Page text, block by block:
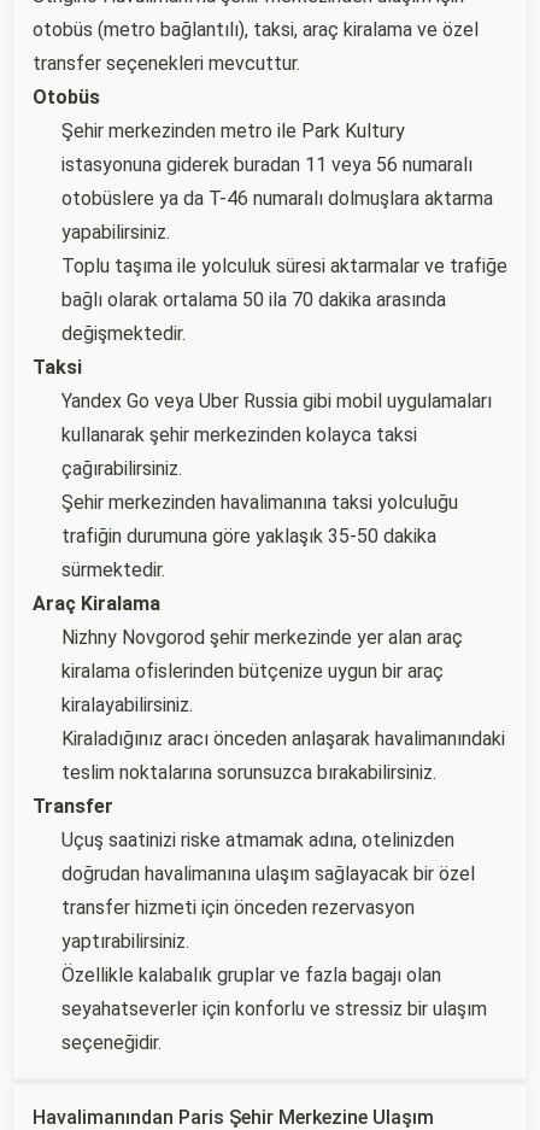
otobüs (metro bağlantılı), taksi, araç kiralama ve özel
transfer seçenekleri mevcuttur.
Otobüs
Şehir merkezinden metro ile Park Kultury
istasyonuna giderek buradan 11 veya 56 numaralı
otobüslere ya da T-46 numaralı dolmuşlara aktarma
yapabilirsiniz.
Toplu taşıma ile yolculuk süresi aktarmalar ve trafiğe
bağlı olarak ortalama 50 ila 70 dakika arasında
değişmektedir.
Taksi
Yandex Go veya Uber Russia gibi mobil uygulamaları
kullanarak şehir merkezinden kolayca taksi
çağırabilirsiniz.
Şehir merkezinden havalimanına taksi yolculuğu
trafiğin durumuna göre yaklaşık 35-50 dakika
sürmektedir.
Araç Kiralama
Nizhny Novgorod şehir merkezinde yer alan araç
kiralama ofislerinden bütçenize uygun bir araç
kiralayabilirsiniz.
Kiraladığınız aracı önceden anlaşarak havalimanındaki
teslim noktalarına sorunsuzca bırakabilirsiniz.
Transfer
Uçuş saatinizi riske atmamak adına, otelinizden
doğrudan havalimanına ulaşım sağlayacak bir özel
transfer hizmeti için önceden rezervasyon
yaptırabilirsiniz.
Özellikle kalabalık gruplar ve fazla bagajı olan
seyahatseverler için konforlu ve stressiz bir ulaşım
seçeneğidir.
Havalimanından Paris Şehir Merkezine Ulaşım